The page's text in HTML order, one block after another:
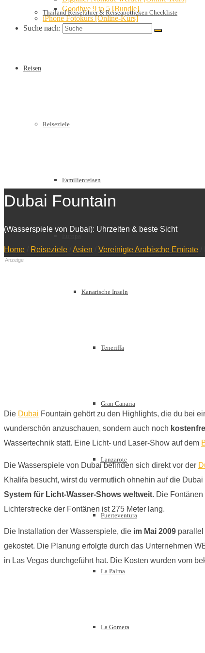
Thailand Reiseführer & Reiseapotheken Checkliste
Reisen
Reiseziele
Familienreisen
Kanarische Inseln
Teneriffa
Gran Canaria
Lanzarote
Fuerteventura
La Palma
La Gomera
Goodbye 9 to 5 [Bundle]
iPhone Fotokurs [Online-Kurs]
Suche nach:
Dubai Fountain
(Wasserspiele von Dubai): Uhrzeiten & beste Sicht
Home Reiseziele Asien Vereinigte Arabische Emirate
Anzeige
Die Dubai Fountain gehört zu den Highlights, die du bei
wunderschön anzuschauen, sondern auch noch
Wassertechnik statt. Eine Licht- und Laser-Show auf dem
Die Wasserspiele von Dubai befinden sich direkt vor der
Khalifa besucht, wirst du vermutlich ohnehin auf die
System für Licht-Wasser-Shows weltweit. Die
Lichterstrecke der Fontänen ist 275 Meter lang.
Die Installation der Wasserspiele, die im Mai 2009
gekostet. Die Planung erfolgte durch das Unternehmen
in Las Vegas durchgeführt hat. Die Kosten wurden vom